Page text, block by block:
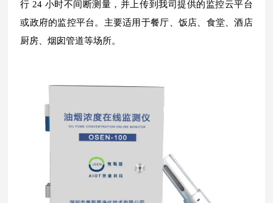
行 24 小时不间断测量，并上传到我司提供的监控云平台
或政府的监控平台。主要适用于餐厅、饭店、食堂、酒店
厨房、烟囱管道等场所。